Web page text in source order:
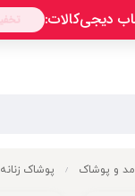
مد و پوشاک / پوشاک زنانه